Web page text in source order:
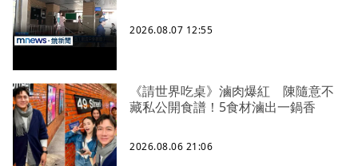
2026.08.07 12:55
《請世界吃桌》滷肉爆紅 陳隨意不
藏私公開食譜！5食材滷出一鍋香
2026.08.06 21:06